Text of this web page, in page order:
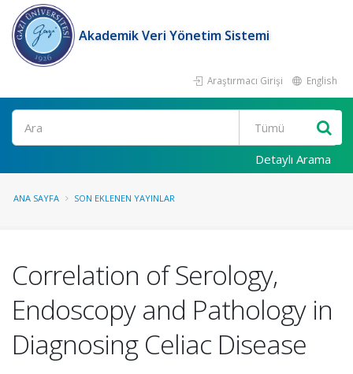
Akademik Veri Yönetim Sistemi
Araştırmacı Girişi English
Ara
Detaylı Arama
ANA SAYFA SON EKLENEN YAYINLAR
Correlation of Serology,
Endoscopy and Pathology in
Diagnosing Celiac Disease